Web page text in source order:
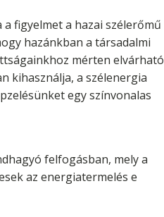
figyelmet a hazai szélerőmű
hazánkban a társadalmi
mérten elvárható
kihasználja, a szélenergia
egy színvonalas
felfogásban, mely a
az energiatermelés e